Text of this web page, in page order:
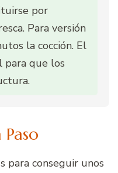
por
Para versión
la cocción. El
para que los
para conseguir unos